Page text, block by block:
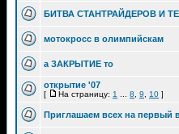
БИТВА СТАНТРАЙДЕРОВ И
мотокросс в олимпийскам
а ЗАКРЫТИЕ то
открытие '07
[ На страницу: 1 8 9 10 ]
Приглашаем всех на первый